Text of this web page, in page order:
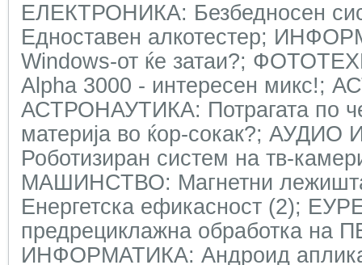
ЕЛЕКТРОНИКА: Безбедносен
Едноставен алкотестер;
Windows-от ќе затаи?;
Alpha 3000 - интересен микс!;
АСТРОНАУТИКА: Потрагата по
материја во ќор-сокак?;
Роботизиран систем на тв-
МАШИНСТВО: Магнетни
Енергетска ефикасност (2);
предрециклажна обработка на
ИНФОРМАТИКА: Андроид